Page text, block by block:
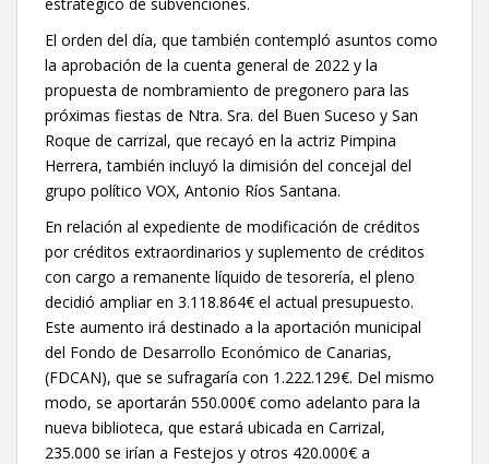
El orden del día, que también contempló asuntos como
la aprobación de la cuenta general de 2022 y la
propuesta de nombramiento de pregonero para las
próximas fiestas de Ntra. Sra. del Buen Suceso y San
Roque de carrizal, que recayó en la actriz Pimpina
Herrera, también incluyó la dimisión del concejal del
grupo político VOX, Antonio Ríos Santana.
En relación al expediente de modificación de créditos
por créditos extraordinarios y suplemento de créditos
con cargo a remanente líquido de tesorería, el pleno
decidió ampliar en 3.118.864€ el actual presupuesto.
Este aumento irá destinado a la aportación municipal
del Fondo de Desarrollo Económico de Canarias,
(FDCAN), que se sufragaría con 1.222.129€. Del mismo
modo, se aportarán 550.000€ como adelanto para la
nueva biblioteca, que estará ubicada en Carrizal,
235.000 se irían a Festejos y otros 420.000€ a